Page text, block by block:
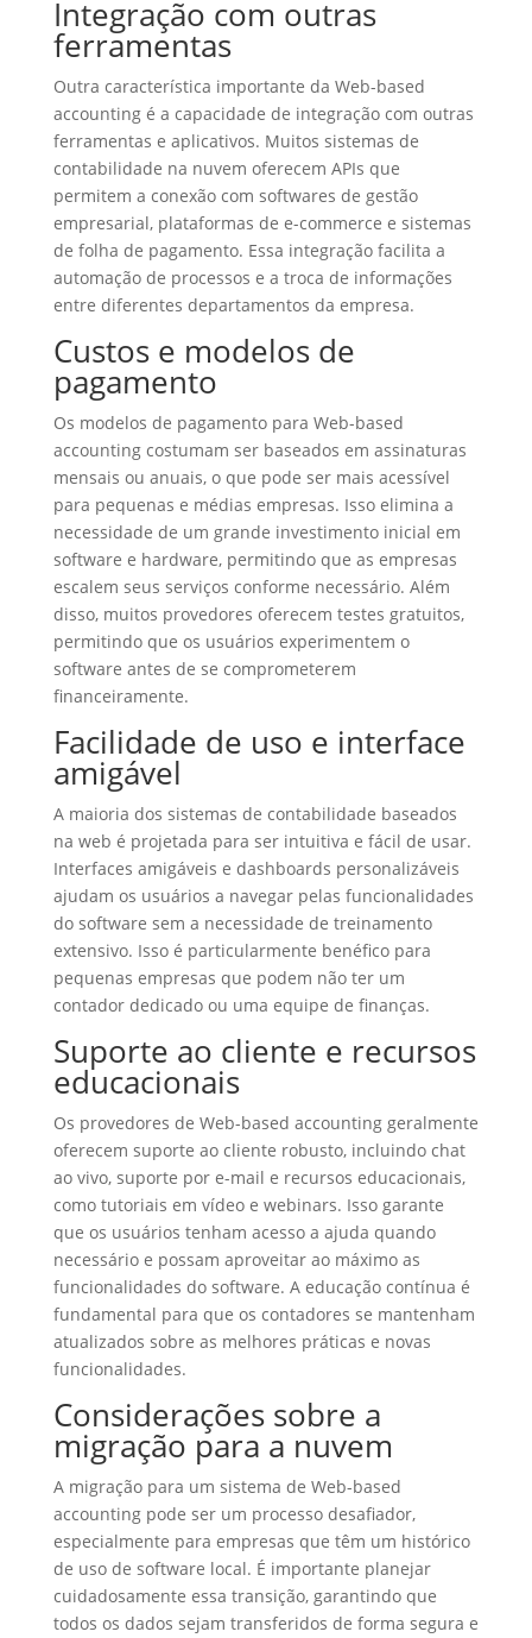
Integração com outras
ferramentas
Outra característica importante da Web-based
accounting é a capacidade de integração com outras
ferramentas e aplicativos. Muitos sistemas de
contabilidade na nuvem oferecem APIs que
permitem a conexão com softwares de gestão
empresarial, plataformas de e-commerce e sistemas
de folha de pagamento. Essa integração facilita a
automação de processos e a troca de informações
entre diferentes departamentos da empresa.
Custos e modelos de
pagamento
Os modelos de pagamento para Web-based
accounting costumam ser baseados em assinaturas
mensais ou anuais, o que pode ser mais acessível
para pequenas e médias empresas. Isso elimina a
necessidade de um grande investimento inicial em
software e hardware, permitindo que as empresas
escalem seus serviços conforme necessário. Além
disso, muitos provedores oferecem testes gratuitos,
permitindo que os usuários experimentem o
software antes de se comprometerem
financeiramente.
Facilidade de uso e interface
amigável
A maioria dos sistemas de contabilidade baseados
na web é projetada para ser intuitiva e fácil de usar.
Interfaces amigáveis e dashboards personalizáveis
ajudam os usuários a navegar pelas funcionalidades
do software sem a necessidade de treinamento
extensivo. Isso é particularmente benéfico para
pequenas empresas que podem não ter um
contador dedicado ou uma equipe de finanças.
Suporte ao cliente e recursos
educacionais
Os provedores de Web-based accounting geralmente
oferecem suporte ao cliente robusto, incluindo chat
ao vivo, suporte por e-mail e recursos educacionais,
como tutoriais em vídeo e webinars. Isso garante
que os usuários tenham acesso a ajuda quando
necessário e possam aproveitar ao máximo as
funcionalidades do software. A educação contínua é
fundamental para que os contadores se mantenham
atualizados sobre as melhores práticas e novas
funcionalidades.
Considerações sobre a
migração para a nuvem
A migração para um sistema de Web-based
accounting pode ser um processo desafiador,
especialmente para empresas que têm um histórico
de uso de software local. É importante planejar
cuidadosamente essa transição, garantindo que
todos os dados sejam transferidos de forma segura e